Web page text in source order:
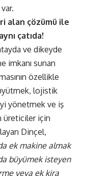
alan çözümü ile
çatıda!
ve dikeyde
imkanı sunan
özellikle
lojistik
yönetmek ve iş
üreticiler için
Dinçel,
ek makine almak
büyümek isteyen
veya ek kira